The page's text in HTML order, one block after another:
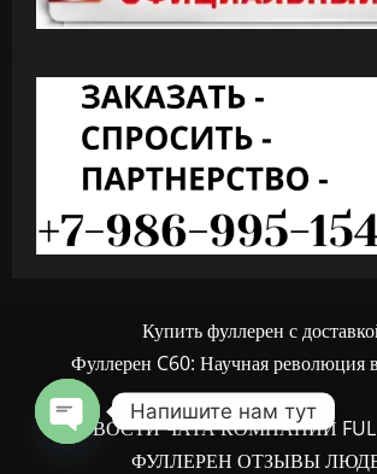
Купить фуллерен с
Фуллерен C60: Научная революция
старением
НОВОСТИ ЧАТА КОМПАНИИ FULL
ФУЛЛЕРЕН ОТЗЫВЫ
Напишите нам тут